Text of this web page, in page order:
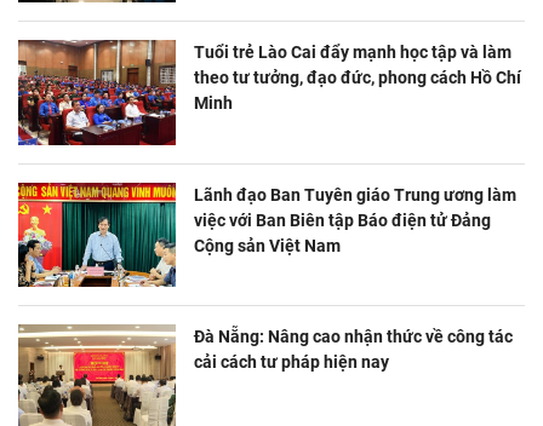
Tuổi trẻ Lào Cai đẩy mạnh học tập và làm
theo tư tưởng, đạo đức, phong cách Hồ Chí
Minh
Lãnh đạo Ban Tuyên giáo Trung ương làm
việc với Ban Biên tập Báo điện tử Đảng
Cộng sản Việt Nam
Đà Nẵng: Nâng cao nhận thức về công tác
cải cách tư pháp hiện nay